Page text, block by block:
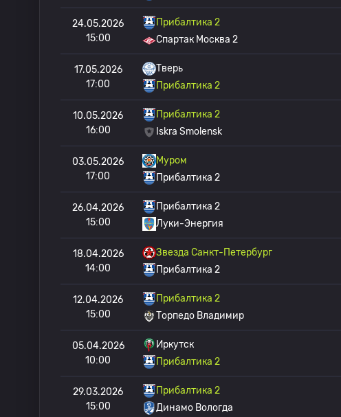
24.05.2026
15:00
Прибалтика 2
Спартак Москва 2
17.05.2026
17:00
Тверь
Прибалтика 2
10.05.2026
16:00
Прибалтика 2
Iskra Smolensk
03.05.2026
17:00
Муром
Прибалтика 2
26.04.2026
15:00
Прибалтика 2
Луки-Энергия
18.04.2026
14:00
Звезда Санкт-Петербург
Прибалтика 2
12.04.2026
15:00
Прибалтика 2
Торпедо Владимир
05.04.2026
10:00
Иркутск
Прибалтика 2
29.03.2026
15:00
Прибалтика 2
Динамо Вологда